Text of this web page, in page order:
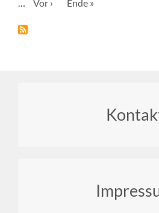
Nächste
Vor ›
Letzte
Ende »